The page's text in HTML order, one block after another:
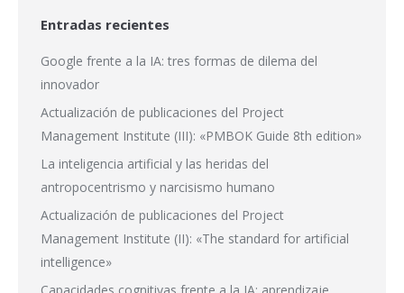
Entradas recientes
Google frente a la IA: tres formas de dilema del
innovador
Actualización de publicaciones del Project
Management Institute (III): «PMBOK Guide 8th edition»
La inteligencia artificial y las heridas del
antropocentrismo y narcisismo humano
Actualización de publicaciones del Project
Management Institute (II): «The standard for artificial
intelligence»